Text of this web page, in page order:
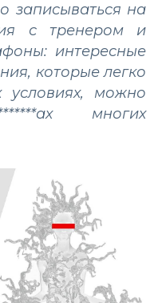
записываться на
с тренером и
интересные
которые легко
условиях, можно
многих